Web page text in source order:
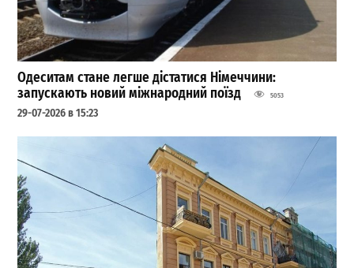
Одеситам стане легше дістатися Німеччини:
запускають новий міжнародний поїзд
5053
29-07-2026 в 15:23